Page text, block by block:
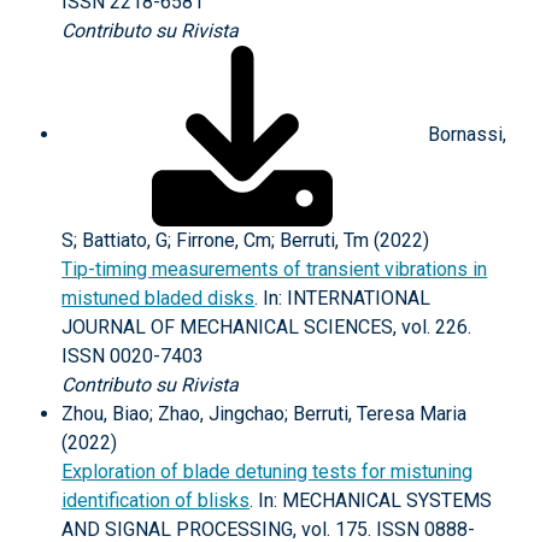
Contributo su Rivista
Bornassi,
S; Battiato, G; Firrone, Cm; Berruti, Tm (2022)
Tip-timing measurements of transient vibrations in
mistuned bladed disks. In: INTERNATIONAL
JOURNAL OF MECHANICAL SCIENCES, vol. 226.
ISSN 0020-7403
Contributo su Rivista
Zhou, Biao; Zhao, Jingchao; Berruti, Teresa Maria
(2022)
Exploration of blade detuning tests for mistuning
identification of blisks. In: MECHANICAL SYSTEMS
AND SIGNAL PROCESSING, vol. 175. ISSN 0888-